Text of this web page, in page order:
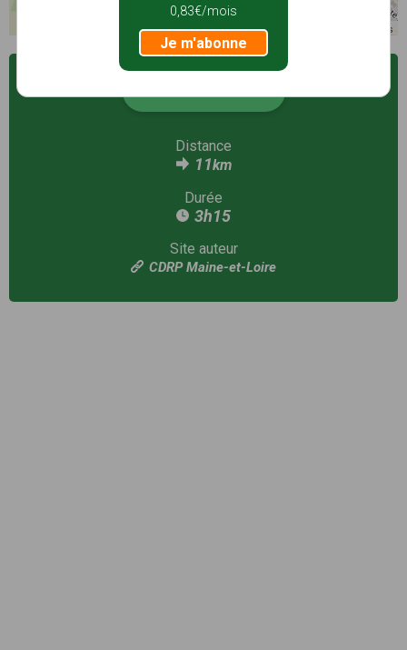
© contributors
Distance
11km
Durée
3h15
Site auteur
CDRP Maine-et-Loire
0,83€/mois
Je m'abonne